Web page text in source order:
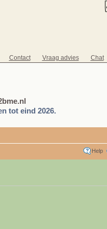
Contact Vraag advies Chat
tot eind 2026.
Help